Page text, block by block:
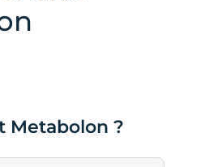
Metabolon ?